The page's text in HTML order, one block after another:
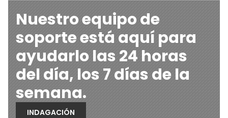
Nuestro equipo de
soporte está aquí para
ayudarlo las 24 horas
del día, los 7 días de la
semana.
INDAGACIÓN